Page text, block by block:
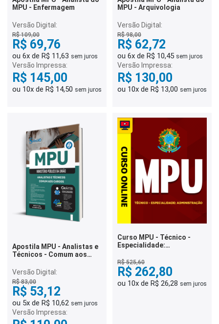
MPU - Enfermagem
Versão Digital:
R$ 109,00
R$ 69,76
ou 6x de R$ 11,63 sem juros
Versão Impressa:
R$ 145,00
ou 10x de R$ 14,50 sem juros
MPU - Arquivologia
Versão Digital:
R$ 98,00
R$ 62,72
ou 6x de R$ 10,45 sem juros
Versão Impressa:
R$ 130,00
ou 10x de R$ 13,00 sem juros
Apostila MPU - Analistas e
Técnicos - Comum aos
Versão Digital:
R$ 83,00
R$ 53,12
ou 5x de R$ 10,62 sem juros
Versão Impressa:
Curso MPU - Técnico -
Especialidade:
R$ 525,60
R$ 262,80
ou 10x de R$ 26,28 sem juros